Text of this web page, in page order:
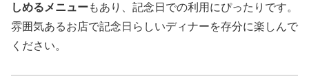
しめるメニューもあり、記念日での利用にぴったりです。
雰囲気あるお店で記念日らしいディナーを存分に楽しんで
ください。